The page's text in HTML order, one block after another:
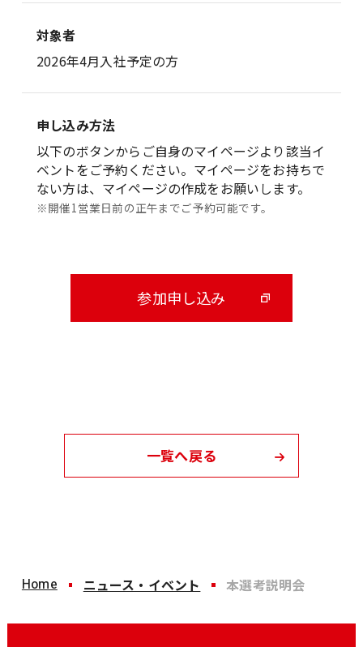
対象者
2026年4月入社予定の方
申し込み方法
以下のボタンからご自身のマイページより該当イ
ベントをご予約ください。マイページをお持ちで
ない方は、マイページの作成をお願いします。
※開催1営業日前の正午までご予約可能です。
参加申し込み
一覧へ戻る
Home ニュース・イベント 本選考説明会